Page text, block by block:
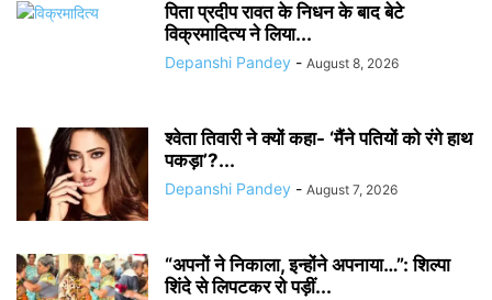
पिता प्रदीप रावत के निधन के बाद बेटे
विक्रमादित्य ने लिया...
Depanshi Pandey - August 8, 2026
श्वेता तिवारी ने क्यों कहा- ‘मैंने पतियों को रंगे हाथ
पकड़ा’?...
Depanshi Pandey - August 7, 2026
“अपनों ने निकाला, इन्होंने अपनाया…”: शिल्पा
शिंदे से लिपटकर रो पड़ीं...